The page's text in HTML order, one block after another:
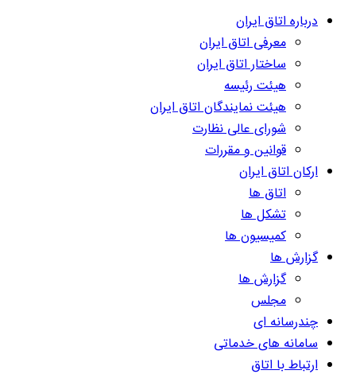
درباره اتاق ایران
معرفی اتاق ایران
ساختار اتاق ایران
هیئت رئیسه
هیئت نمایندگان اتاق ایران
شورای عالی نظارت
قوانین و مقررات
ارکان اتاق ایران
اتاق ها
تشکل ها
کمیسیون ها
گزارش ها
گزارش ها
مجلس
چندرسانه ای
سامانه های خدماتی
ارتباط با اتاق